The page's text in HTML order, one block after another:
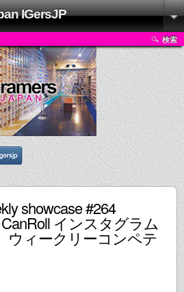
IGersJP
検索
showcase #264
CanRoll インスタグラム
ウィークリーコンペテ